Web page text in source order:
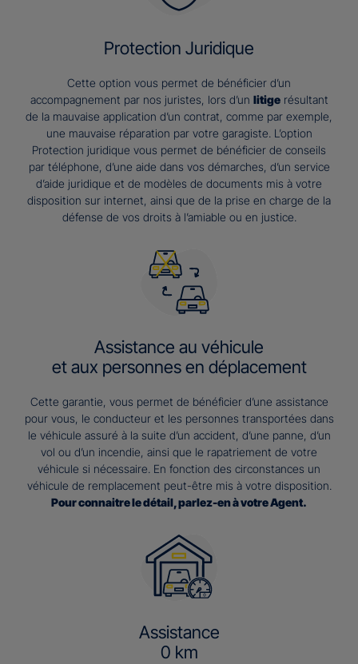
Protection Juridique
Cette option vous permet de bénéficier d’un
accompagnement par nos juristes, lors d’un litigerésultant
de la mauvaise application d’un contrat, comme par exemple,
une mauvaise réparation par votre garagiste. L’option
Protection juridique vous permet de bénéficier de conseils
par téléphone, d’une aide dans vos démarches, d’un service
d’aide juridique et de modèles de documents mis à votre
disposition sur internet, ainsi que de la prise en charge de la
défense de vos droits à l’amiable ou en justice.
Assistance au véhicule
et aux personnes en déplacement
Cette garantie, vous permet de bénéficier d’une assistance
pour vous, le conducteur et les personnes transportées dans
le véhicule assuré à la suite d’un accident, d’une panne, d’un
vol ou d’un incendie, ainsi que le rapatriement de votre
véhicule si nécessaire. En fonction des circonstances un
véhicule de remplacement peut-être mis à votre disposition.
Pour connaitre le détail, parlez-en à votre Agent.
Assistance
0 km